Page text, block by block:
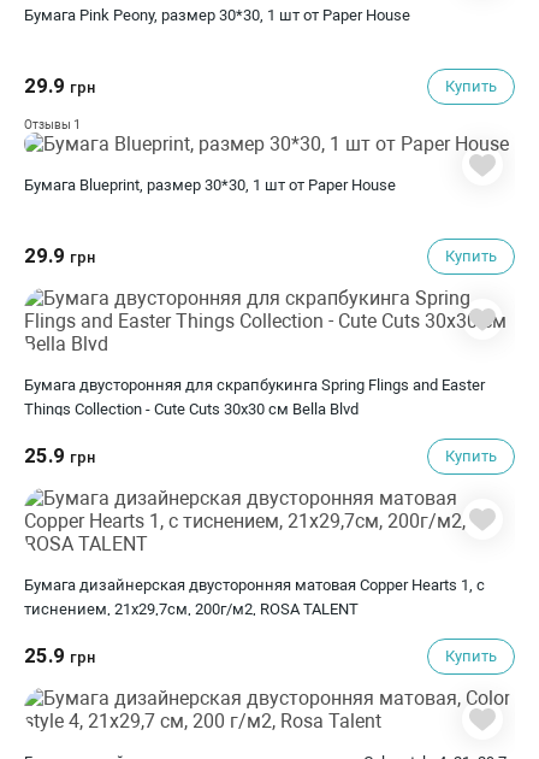
Бумага Pink Peony, размер 30*30, 1 шт от Paper House
29.9 грн Купить
Отзывы 1
Бумага Blueprint, размер 30*30, 1 шт от Paper House
29.9 грн Купить
Бумага двусторонняя для скрапбукинга Spring Flings and Easter
Things Collection - Cute Cuts 30х30 см Bella Blvd
25.9 грн Купить
Бумага дизайнерская двусторонняя матовая Copper Hearts 1, с
тиснением, 21х29,7см, 200г/м2, ROSA TALENT
25.9 грн Купить